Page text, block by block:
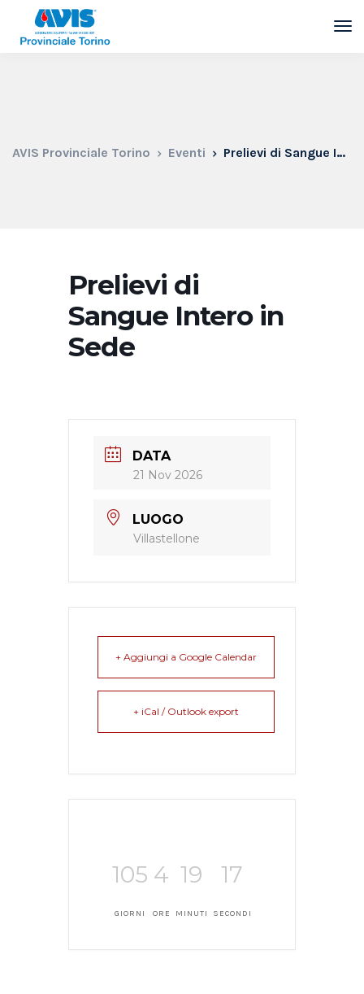
AVIS Provinciale Torino Eventi Prelievi di Sangue Intero in Sede
Prelievi di
Sangue Intero in
Sede
DATA
21 Nov 2026
LUOGO
Villastellone
+ Aggiungi a Google Calendar
+ iCal / Outlook export
105
GIORNI
4
ORE
19
MINUTI
17
SECONDI